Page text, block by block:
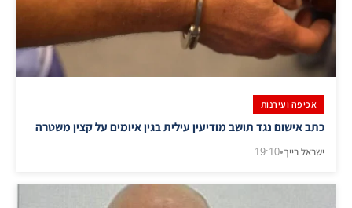
אכיפה ועירנות
כתב אישום נגד תושב מודיעין עילית בגין איומים על קצין משטרה
ישראל רייך•
19:10